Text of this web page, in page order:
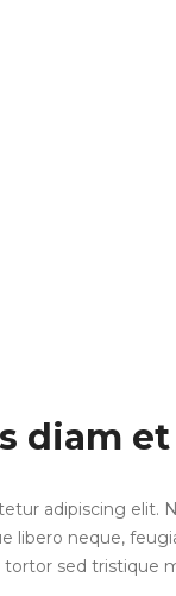
diam et
adipiscing elit.
libero neque,
sed tristique